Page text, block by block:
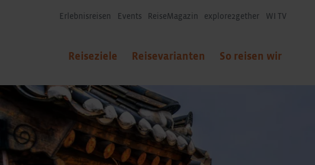
Erlebnisreisen Events ReiseMagazin explore2gether WI TV
Reiseziele Reisevarianten So reisen wir